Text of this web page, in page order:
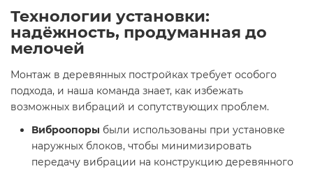
Технологии установки:
надёжность, продуманная до
мелочей
Монтаж в деревянных постройках требует особого
подхода, и наша команда знает, как избежать
возможных вибраций и сопутствующих проблем.
Виброопоры были использованы при установке
наружных блоков, чтобы минимизировать
передачу вибрации на конструкцию деревянного